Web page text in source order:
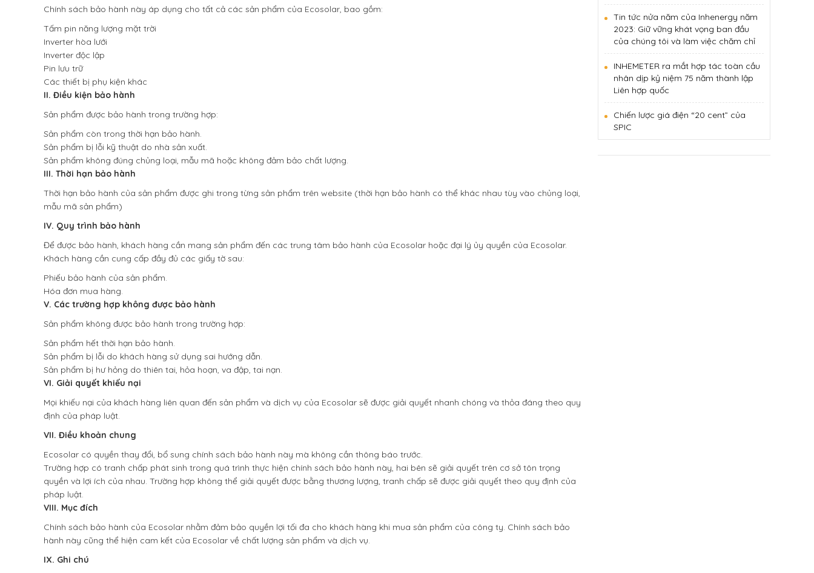
Chính sách bảo hành này áp dụng cho tất cả các sản phẩm của Ecosolar, bao gồm:
Tấm pin năng lượng mặt trời
Inverter hòa lưới
Inverter độc lập
Pin lưu trữ
Các thiết bị phụ kiện khác
II. Điều kiện bảo hành
Sản phẩm được bảo hành trong trường hợp:
Sản phẩm còn trong thời hạn bảo hành.
Sản phẩm bị lỗi kỹ thuật do nhà sản xuất.
Sản phẩm không đúng chủng loại, mẫu mã hoặc không đảm bảo chất lượng.
III. Thời hạn bảo hành
Thời hạn bảo hành của sản phẩm được ghi trong từng sản phẩm trên website (thời hạn bảo hành có thể khác nhau tùy vào chủng loại,
mẫu mã sản phẩm)
IV. Quy trình bảo hành
Để được bảo hành, khách hàng cần mang sản phẩm đến các trung tâm bảo hành của Ecosolar hoặc đại lý ủy quyền của Ecosolar.
Khách hàng cần cung cấp đầy đủ các giấy tờ sau:
Phiếu bảo hành của sản phẩm.
Hóa đơn mua hàng.
V. Các trường hợp không được bảo hành
Sản phẩm không được bảo hành trong trường hợp:
Sản phẩm hết thời hạn bảo hành.
Sản phẩm bị lỗi do khách hàng sử dụng sai hướng dẫn.
Sản phẩm bị hư hỏng do thiên tai, hỏa hoạn, va đập, tai nạn.
VI. Giải quyết khiếu nại
Mọi khiếu nại của khách hàng liên quan đến sản phẩm và dịch vụ của Ecosolar sẽ được giải quyết nhanh chóng và thỏa đáng theo quy
định của pháp luật.
VII. Điều khoản chung
Ecosolar có quyền thay đổi, bổ sung chính sách bảo hành này mà không cần thông báo trước.
Trường hợp có tranh chấp phát sinh trong quá trình thực hiện chính sách bảo hành này, hai bên sẽ giải quyết trên cơ sở tôn trọng
quyền và lợi ích của nhau. Trường hợp không thể giải quyết được bằng thương lượng, tranh chấp sẽ được giải quyết theo quy định của
pháp luật.
VIII. Mục đích
Chính sách bảo hành của Ecosolar nhằm đảm bảo quyền lợi tối đa cho khách hàng khi mua sản phẩm của công ty. Chính sách bảo
hành này cũng thể hiện cam kết của Ecosolar về chất lượng sản phẩm và dịch vụ.
IX. Ghi chú
Tin tức nửa năm của Inhenergy năm
2023: Giữ vững khát vọng ban đầu
của chúng tôi và làm việc chăm chỉ
INHEMETER ra mắt hợp tác toàn cầu
nhân dịp kỷ niệm 75 năm thành lập
Liên hợp quốc
Chiến lược giá điện “20 cent” của
SPIC